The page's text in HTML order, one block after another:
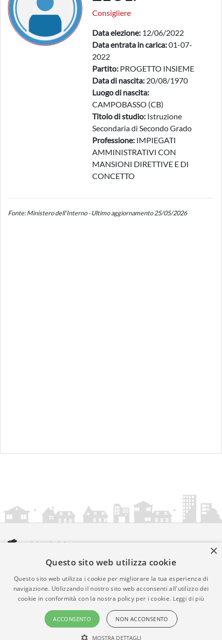
Consigliere
Data elezione: 12/06/2022
Data entrata in carica:01-07-
2022
Partito: PROGETTO INSIEME
Data di nascita: 20/08/1970
Luogo di nascita:
CAMPOBASSO (CB)
Titolo di studio: Istruzione
Secondaria di Secondo Grado
Professione: IMPIEGATI
AMMINISTRATIVI CON
MANSIONI DIRETTIVE E DI
CONCETTO
Fonte: Ministero dell'Interno - Ultimo aggiornamento 25/05/2026
amministrazionicomunali.it è una iniziativa diartemedia.it
© Copyright MMXXIV - P.IVA 05400000724
Informazioni sul servizio |Informativa Privacy| Informativa
Cookies • Time 0.0114
×
Questo sito web utilizza cookie
Questo sito web utilizza i cookie per migliorare la tua esperienza di
navigazione. Utilizzando il nostro sito web acconsenti all'utilizzo dei
cookie in conformità con la nostra policy per i cookie. Leggi di più
ACCONSENTO NON ACCONSENTO
MOSTRA DETTAGLI